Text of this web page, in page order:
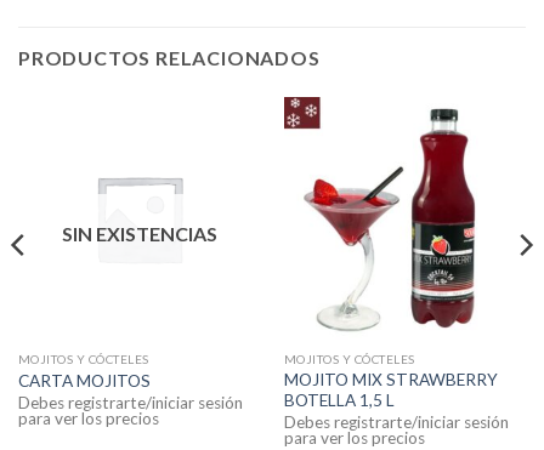
PRODUCTOS RELACIONADOS
SIN EXISTENCIAS
MOJITOS Y CÓCTELES
CARTA MOJITOS
Debes registrarte/iniciar sesión
para ver los precios
MOJITOS Y CÓCTELES
MOJITO MIX STRAWBERRY
BOTELLA 1,5 L
Debes registrarte/iniciar sesión
para ver los precios